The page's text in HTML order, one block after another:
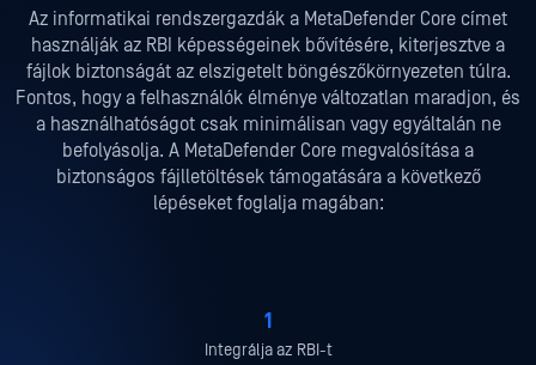
Az informatikai rendszergazdák a MetaDefender Core címet
használják az RBI képességeinek bővítésére, kiterjesztve a
fájlok biztonságát az elszigetelt böngészőkörnyezeten túlra.
Fontos, hogy a felhasználók élménye változatlan maradjon, és
a használhatóságot csak minimálisan vagy egyáltalán ne
befolyásolja. A MetaDefender Core megvalósítása a
biztonságos fájlletöltések támogatására a következő
lépéseket foglalja magában:
1
Integrálja az RBI-t